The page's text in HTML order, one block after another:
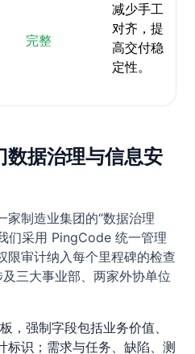
完整
减少手工
对齐，提
高交付稳
定性。
数据治理与信息安
家制造业集团的“数据治理
们采用 PingCode 统一管理
限审计纳入每个里程碑的检查
三大事业部、两家外协单位
，强制字段包括业务价值、
标识；需求与任务、缺陷、测